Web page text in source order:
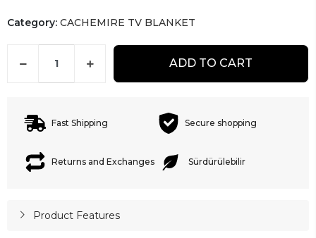
Category: CACHEMIRE TV BLANKET
ADD TO CART
Fast Shipping Secure shopping
Returns and Exchanges Sürdürülebilir
Product Features